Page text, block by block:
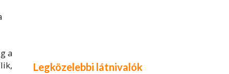
a
Legközelebbi látnivalók